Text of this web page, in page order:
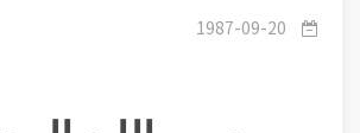
السنن الإلهية من القرآن الكريم المتعلقة
1987-09-20